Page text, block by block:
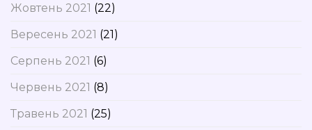
Жовтень 2021 (22)
Вересень 2021 (21)
Серпень 2021 (6)
Червень 2021 (8)
Травень 2021 (25)